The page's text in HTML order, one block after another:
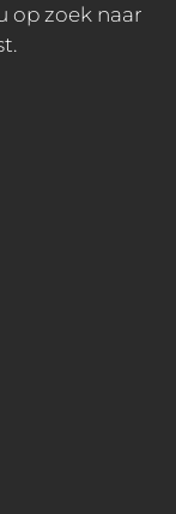
op zoek naar